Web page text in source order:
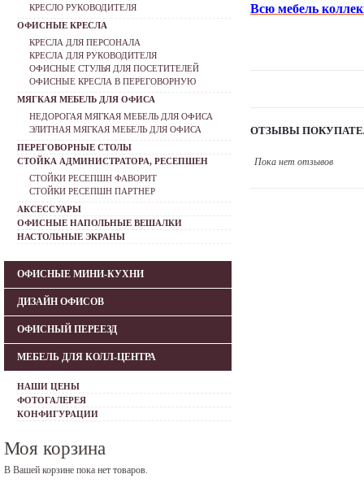
Всю мебель
ОТЗЫВЫ
Пока нет отзывов
КРЕСЛО РУКОВОДИТЕЛЯ
ОФИСНЫЕ КРЕСЛА
КРЕСЛА ДЛЯ ПЕРСОНАЛА
КРЕСЛА ДЛЯ РУКОВОДИТЕЛЯ
ОФИСНЫЕ СТУЛЬЯ ДЛЯ ПОСЕТИТЕЛЕЙ
ОФИСНЫЕ КРЕСЛА В ПЕРЕГОВОРНУЮ
МЯГКАЯ МЕБЕЛЬ ДЛЯ ОФИСА
НЕДОРОГАЯ МЯГКАЯ МЕБЕЛЬ ДЛЯ ОФИСА
ЭЛИТНАЯ МЯГКАЯ МЕБЕЛЬ ДЛЯ ОФИСА
ПЕРЕГОВОРНЫЕ СТОЛЫ
СТОЙКА АДМИНИСТРАТОРА, РЕСЕПШЕН
СТОЙКИ РЕСЕПШН ФАВОРИТ
СТОЙКИ РЕСЕПШН ПАРТНЕР
АКСЕССУАРЫ
ОФИСНЫЕ НАПОЛЬНЫЕ ВЕШАЛКИ
НАСТОЛЬНЫЕ ЭКРАНЫ
ОФИСНЫЕ МИНИ-КУХНИ
ДИЗАЙН ОФИСОВ
ОФИСНЫЙ ПЕРЕЕЗД
МЕБЕЛЬ ДЛЯ КОЛЛ-ЦЕНТРА
НАШИ ЦЕНЫ
ФОТОГАЛЕРЕЯ
КОНФИГУРАЦИИ
Моя корзина
В Вашей корзине пока нет товаров.